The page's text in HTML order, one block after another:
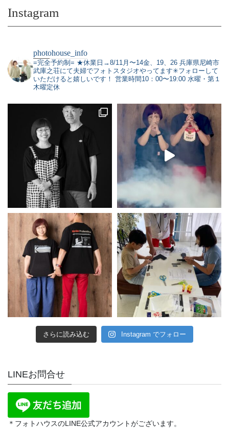
Instagram
photohouse_info
=完全予約制= ★休業日→8/11月〜14金、19、26 兵庫県尼崎市
武庫之荘にて夫婦でフォトスタジオやってます✳︎フォローして
いただけると嬉しいです！ 営業時間10：00〜19:00 水曜・第１
木曜定休
さらに読み込む Instagram でフォロー
LINEお問合せ
＊フォトハウスのLINE公式アカウントがございます。